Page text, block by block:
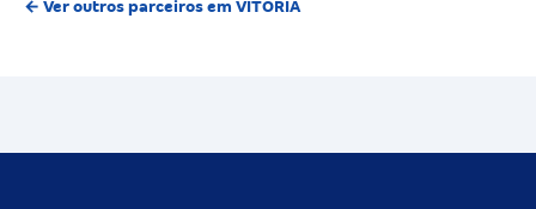
← Ver outros parceiros em VITORIA